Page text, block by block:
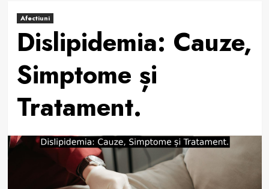
Afectiuni
Dislipidemia: Cauze,
Simptome și
Tratament.